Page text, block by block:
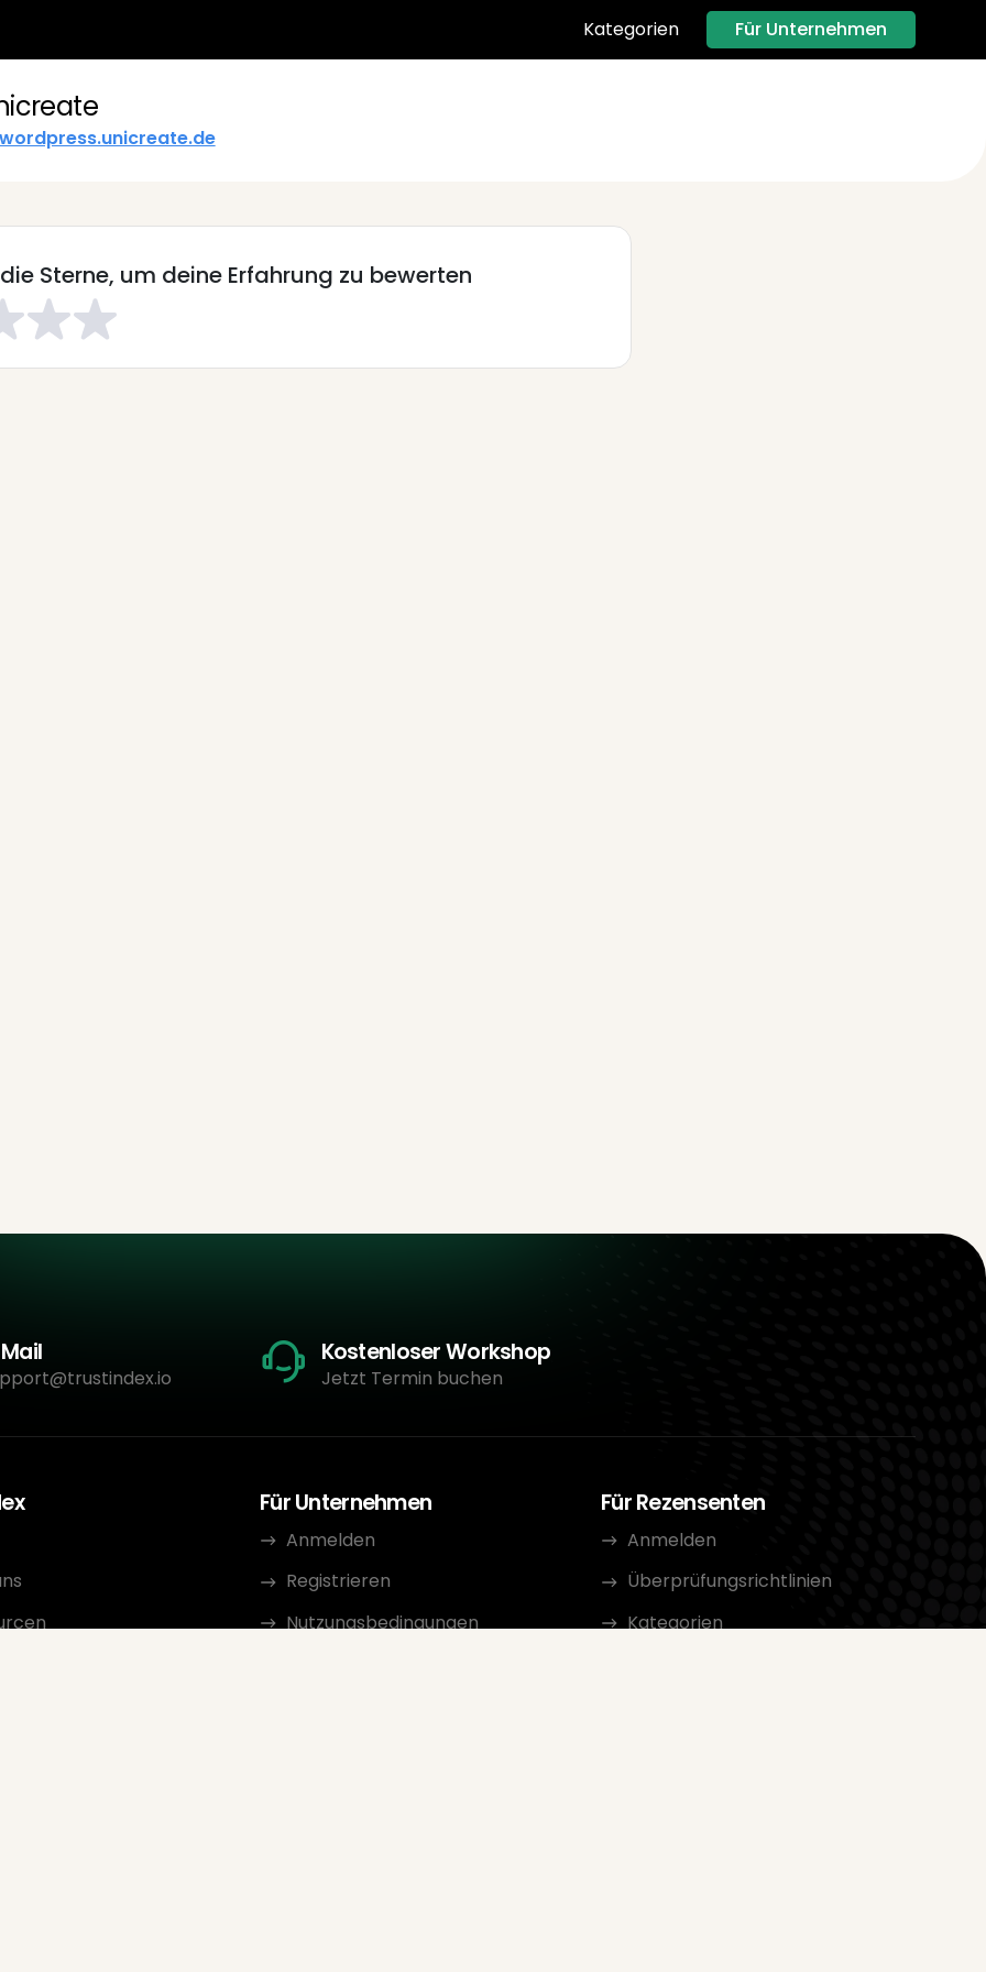
Kategorien Für Unternehmen
Sterne, um deine Erfahrung zu bewerten
Kostenloser Workshop
Jetzt Termin buchen
Für Unternehmen
Anmelden
Registrieren
Nutzungsbedingungen
Für Rezensenten
Anmelden
Überprüfungsrichtlinien
Kategorien